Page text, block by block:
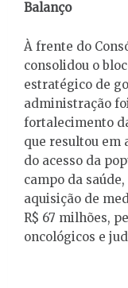
Balanço
À frente do
consolidou o
estratégico de
administração
fortalecimento
que resultou em
do acesso da
campo da
aquisição de
R$ 67 milhões,
oncológicos e